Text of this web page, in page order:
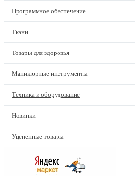
Программное обеспечение
Ткани
Товары для здоровья
Маникюрные инструменты
Техника и оборудование
Новинки
Уцененные товары